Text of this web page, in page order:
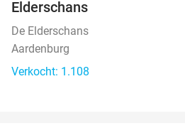
Elderschans
De Elderschans
Aardenburg
Verkocht: 1.108